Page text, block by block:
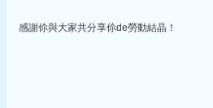
感謝伱與大家共分享伱de勞動結晶！